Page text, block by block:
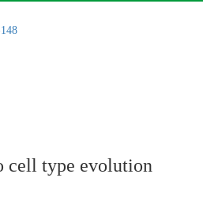
cell type evolution